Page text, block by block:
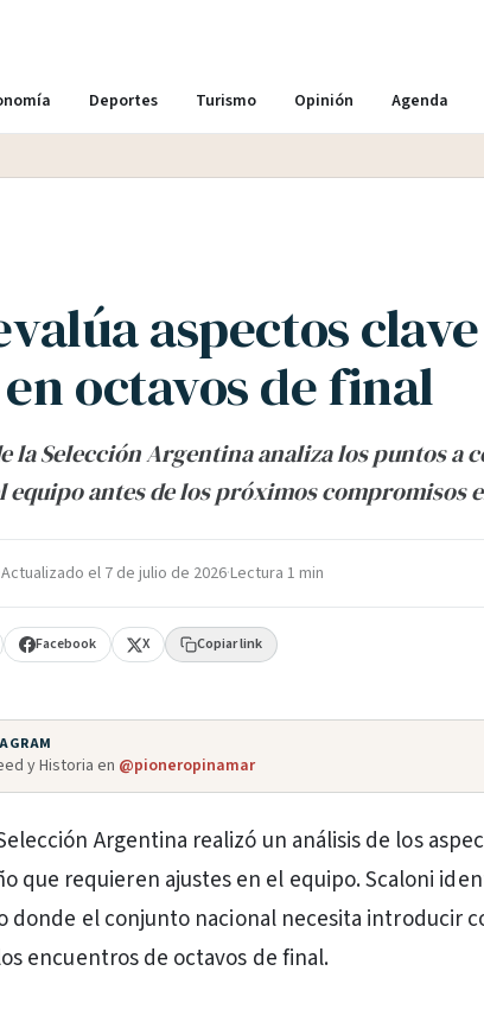
Deportes Turismo Opinión Agenda
aspectos
octavos de final
la Selección Argentina analiza los puntos a
antes de los próximos compromisos
Actualizado el 7 de julio de 2026·Lectura 1 min
Facebook X Copiar link
y Historia en @pioneropinamar
Argentina realizó un análisis de los
que requieren ajustes en el equipo. Scaloni
donde el conjunto nacional necesita introducir
encuentros de octavos de final.